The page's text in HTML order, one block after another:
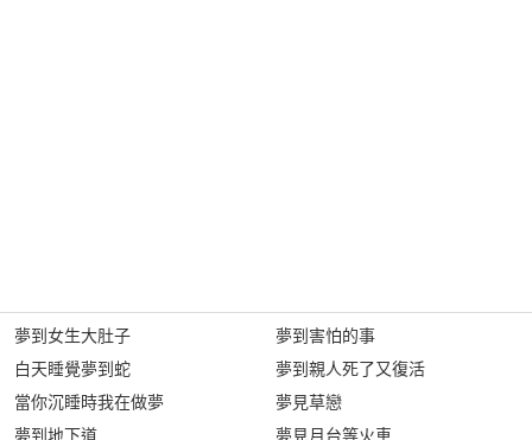
夢到女生大肚子
白天睡覺夢到蛇
當你沉睡時我在做夢
夢到地下道
夢到害怕的事
夢到親人死了又復活
夢見草戀
夢見月台等火車